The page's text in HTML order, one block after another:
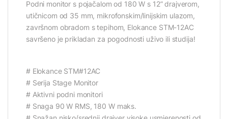
Podni monitor s pojačalom od 180 W s 12” drajverom,
utičnicom od 35 mm, mikrofonskim/linijskim ulazom,
završnom obradom s tepihom, Elokance STM-12AC
savršeno je prikladan za pogodnosti uživo ili studija!
# Elokance STM#12AC
# Serija Stage Monitor
# Aktivni podni monitori
# Snaga 90 W RMS, 180 W maks.